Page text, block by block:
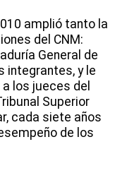
amplió tanto la
del CNM:
General de
integrantes, y le
los jueces del
Superior
cada siete años
de los